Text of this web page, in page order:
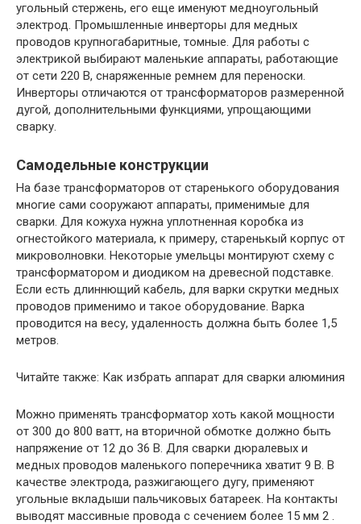
угольный стержень, его еще именуют медноугольный
электрод. Промышленные инверторы для медных
проводов крупногабаритные, томные. Для работы с
электрикой выбирают маленькие аппараты, работающие
от сети 220 В, снаряженные ремнем для переноски.
Инверторы отличаются от трансформаторов размеренной
дугой, дополнительными функциями, упрощающими
сварку.
Самодельные конструкции
На базе трансформаторов от старенького оборудования
многие сами сооружают аппараты, применимые для
сварки. Для кожуха нужна уплотненная коробка из
огнестойкого материала, к примеру, старенькый корпус от
микроволновки. Некоторые умельцы монтируют схему с
трансформатором и диодиком на древесной подставке.
Если есть длиннющий кабель, для варки скрутки медных
проводов применимо и такое оборудование. Варка
проводится на весу, удаленность должна быть более 1,5
метров.
Читайте также: Как избрать аппарат для сварки алюминия
Можно применять трансформатор хоть какой мощности
от 300 до 800 ватт, на вторичной обмотке должно быть
напряжение от 12 до 36 В. Для сварки дюралевых и
медных проводов маленького поперечника хватит 9 В. В
качестве электрода, разжигающего дугу, применяют
угольные вкладыши пальчиковых батареек. На контакты
выводят массивные провода с сечением более 15 мм 2 .